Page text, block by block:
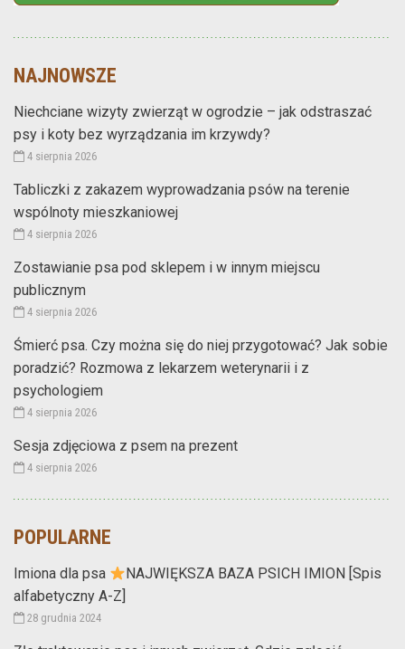
NAJNOWSZE
Niechciane wizyty zwierząt w ogrodzie – jak odstraszać
psy i koty bez wyrządzania im krzywdy?
4 sierpnia 2026
Tabliczki z zakazem wyprowadzania psów na terenie
wspólnoty mieszkaniowej
4 sierpnia 2026
Zostawianie psa pod sklepem i w innym miejscu
publicznym
4 sierpnia 2026
Śmierć psa. Czy można się do niej przygotować? Jak sobie
poradzić? Rozmowa z lekarzem weterynarii i z
psychologiem
4 sierpnia 2026
Sesja zdjęciowa z psem na prezent
4 sierpnia 2026
POPULARNE
Imiona dla psa
NAJWIĘKSZA BAZA PSICH IMION [Spis
alfabetyczny A-Z]
28 grudnia 2024